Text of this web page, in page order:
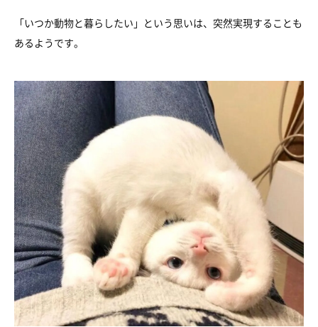
「いつか動物と暮らしたい」という思いは、突然実現することも
あるようです。